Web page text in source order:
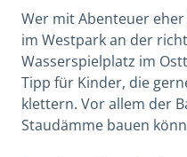
Wer mit Abenteuer
im Westpark an der
Wasserspielplatz im
Tipp für Kinder, die
klettern. Vor allem der
Staudämme bauen